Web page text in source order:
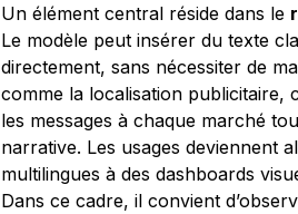
Un élément central réside dans le
Le modèle peut insérer du texte
directement, sans nécessiter de
comme la localisation publicitaire,
les messages à chaque marché
narrative. Les usages deviennent
multilingues à des dashboards
Dans ce cadre, il convient